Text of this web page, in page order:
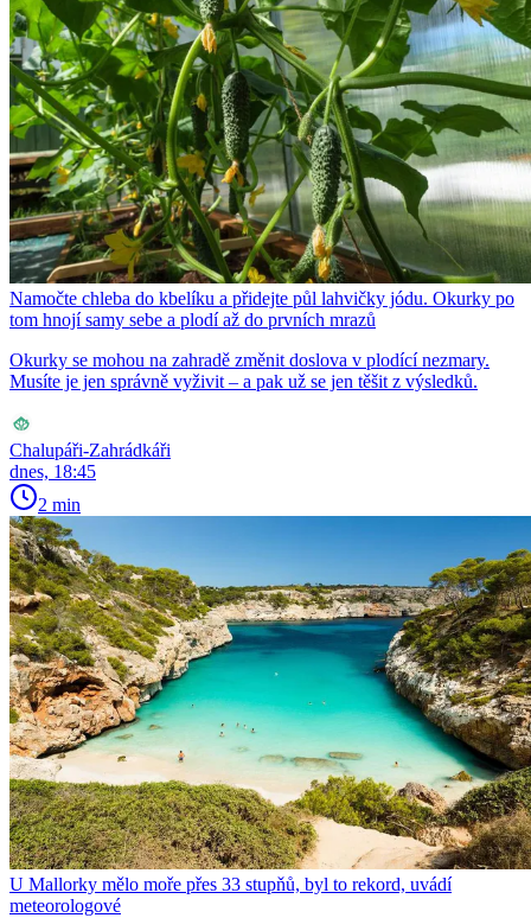
Namočte chleba do kbelíku a přidejte půl lahvičky jódu. Okurky po
tom hnojí samy sebe a plodí až do prvních mrazů
Okurky se mohou na zahradě změnit doslova v plodící nezmary.
Musíte je jen správně vyživit – a pak už se jen těšit z výsledků.
Chalupáři-Zahrádkáři
dnes, 18:45
2 min
U Mallorky mělo moře přes 33 stupňů, byl to rekord, uvádí
meteorologové